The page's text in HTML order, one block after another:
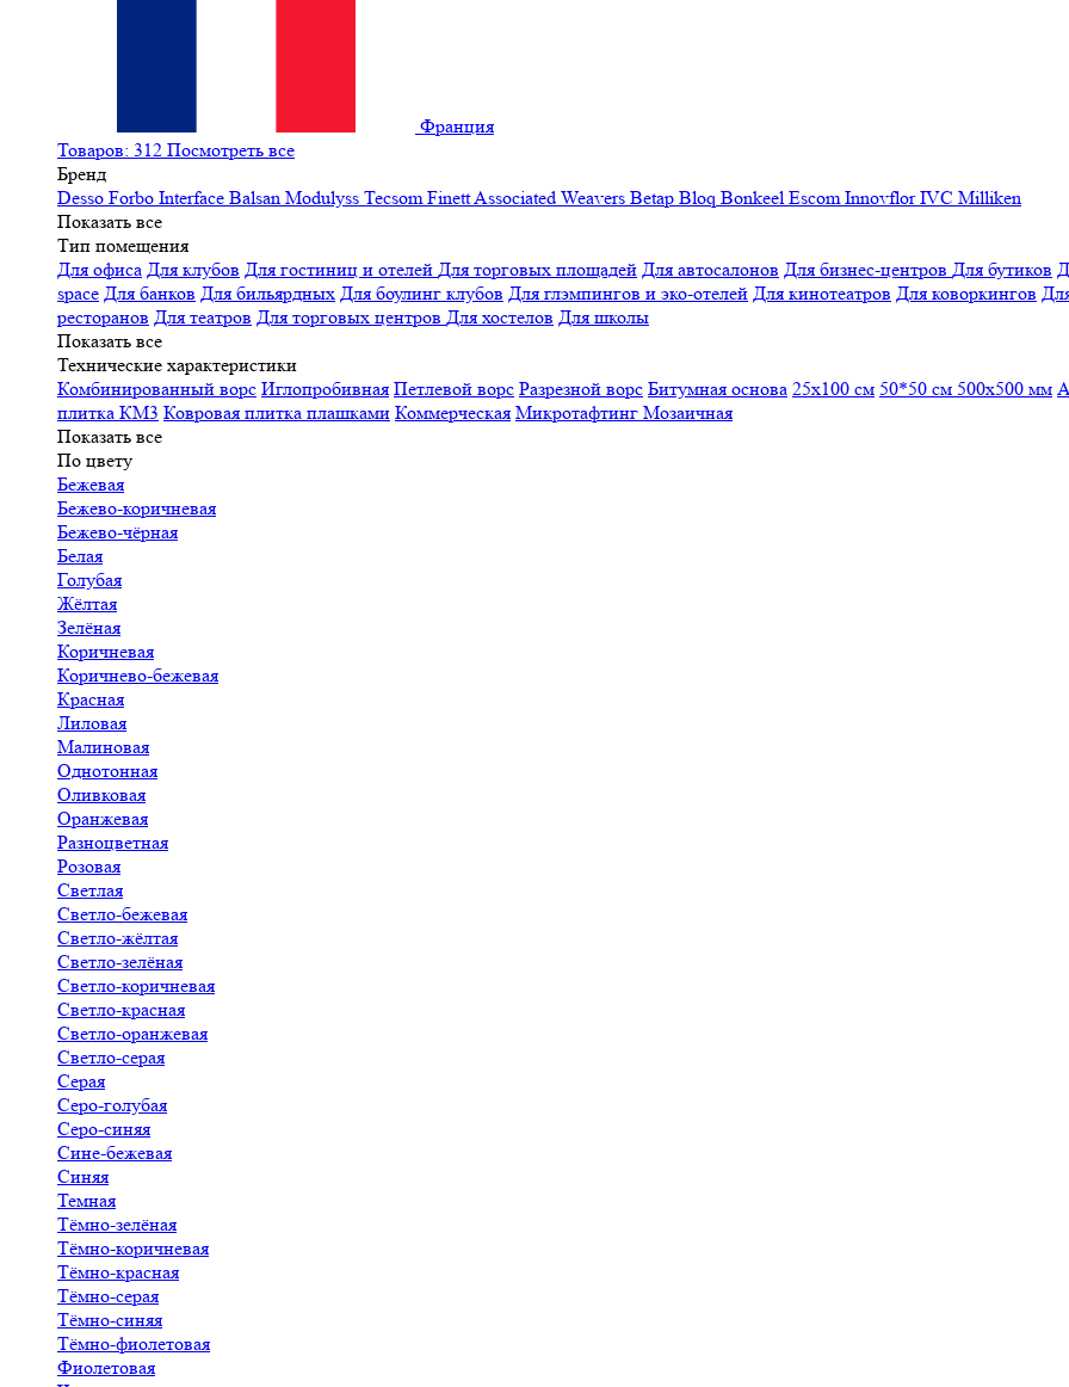
Франция
Товаров: 312 Посмотреть все
Бренд
Desso Forbo Interface Balsan Modulyss Tecsom FinettAssociated Weavers Betap Bloq Bonkeel Escom Innovflor IVC Milliken
Показать все
Тип помещения
Для офиса Для клубов Для гостиниц и отелей Для торговых площадей Для автосалонов Для бизнес-центров Для бутиков
space Для банков Для бильярдных Для боулинг клубов Для глэмпингов и эко-отелей Для кинотеатров Для коворкингов
ресторанов Для театров Для торговых центров Для хостелов Для школы
Показать все
Технические характеристики
Комбинированный ворс Иглопробивная Петлевой ворс Разрезной ворс Битумная основа 25x100 см 50*50 см 500х500 мм
плитка КМ3 Ковровая плитка плашками Коммерческая Микротафтинг Мозаичная
Показать все
По цвету
Бежевая
Бежево-коричневая
Бежево-чёрная
Белая
Голубая
Жёлтая
Зелёная
Коричневая
Коричнево-бежевая
Красная
Лиловая
Малиновая
Однотонная
Оливковая
Оранжевая
Разноцветная
Розовая
Светлая
Светло-бежевая
Светло-жёлтая
Светло-зелёная
Светло-коричневая
Светло-красная
Светло-оранжевая
Светло-серая
Серая
Серо-голубая
Серо-синяя
Сине-бежевая
Синяя
Темная
Тёмно-зелёная
Тёмно-коричневая
Тёмно-красная
Тёмно-серая
Тёмно-синяя
Тёмно-фиолетовая
Фиолетовая